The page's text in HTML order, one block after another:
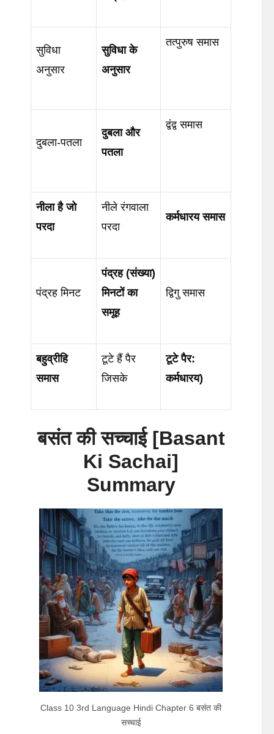
सुविधा
अनुसार
सुविधा के
अनुसार
तत्पुरुष समास
दुबला-पतला
दुबला और
पतला
द्वंद्व समास
नीला है जो
परदा
नीले रंगवाला
परदा
कर्मधारय समास
पंद्रह मिनट
पंद्रह(संख्या)
मिनटों का
समूह
द्विगु समास
बहुव्रीहि
समास
टूटे हैं पैर
जिसके
टूटे पैर:
कर्मधारय)
बसंत की सच्चाई[Basant
Ki Sachai]
Summary
Class 10 3rd Language Hindi Chapter 6 बसंत की
सच्चाई